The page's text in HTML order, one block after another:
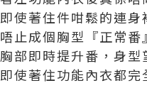
即使著住件咁鬆的連身
唔止成個胸型『正常
胸部即時提升番，身
即使著住功能內衣都